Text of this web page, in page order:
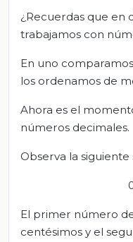
¿Recuerdas que en
trabajamos con
En uno
los ordenamos de
Ahora es el
números decimales.
Observa la siguiente
El primer número
centésimos y el